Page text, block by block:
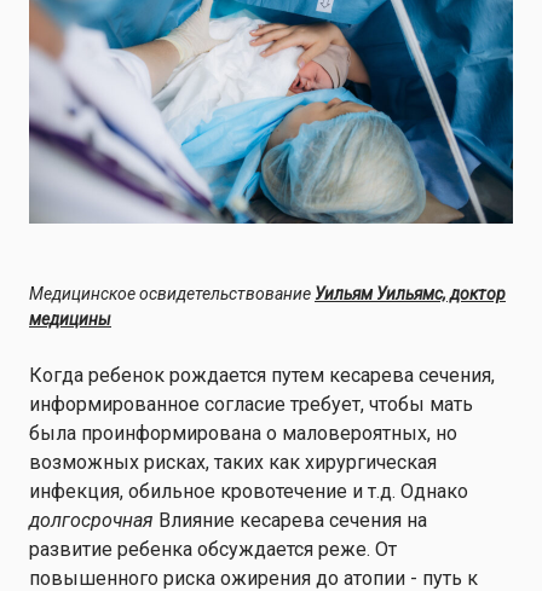
Медицинское освидетельствование Уильям Уильямс, доктор
медицины
Когда ребенок рождается путем кесарева сечения,
информированное согласие требует, чтобы мать
была проинформирована о маловероятных, но
возможных рисках, таких как хирургическая
инфекция, обильное кровотечение и т.д. Однако
долгосрочная Влияние кесарева сечения на
развитие ребенка обсуждается реже. От
повышенного риска ожирения до атопии - путь к